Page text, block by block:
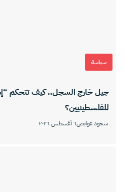
سياسة
جيل خارج السجل.. كيف تتحكم
للفلسطينيين؟
سجود عوايص٦ أغسطس ٢٠٢٦